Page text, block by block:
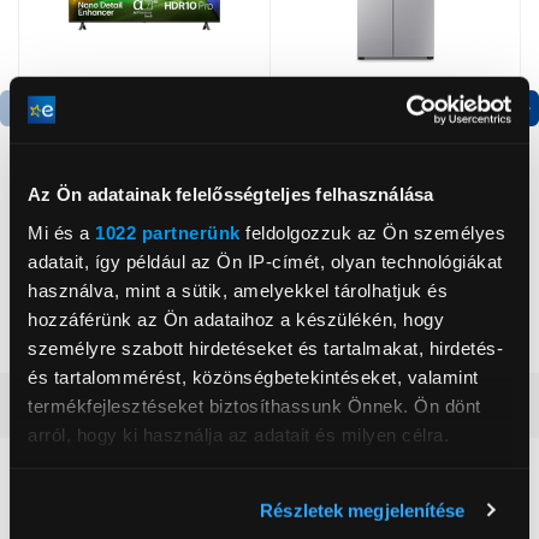
Az Ön adatainak felelősségteljes felhasználása
Mi és a 1022 partnerünk feldolgozzuk az Ön személyes
adatait, így például az Ön IP-címét, olyan technológiákat
használva, mint a sütik, amelyekkel tárolhatjuk és
hozzáférünk az Ön adataihoz a készülékén, hogy
személyre szabott hirdetéseket és tartalmakat, hirdetés-
és tartalommérést, közönségbetekintéseket, valamint
termékfejlesztéseket biztosíthassunk Önnek. Ön dönt
arról, hogy ki használja az adatait és milyen célra.
Részletek megjelenítése
LG 65NU800B3LA 65"
Nano 4K UHD AI Smart
TV
209 990 Ft
Gorenje NRS8182KX Side
by side hűtőszekrény
199 999 Ft
Vásárlói vélemények(14)
4.9